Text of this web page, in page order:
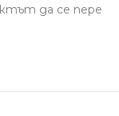
да се пере